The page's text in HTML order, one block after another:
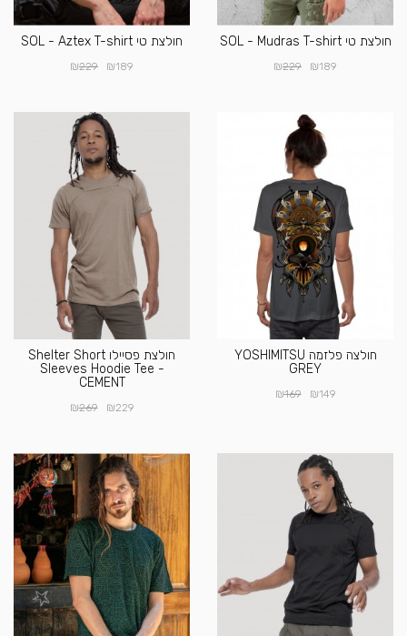
חולצת טי SOL - Mudras T-shirt
₪189
₪229
חולצת טי SOL - Aztex T-shirt
₪189
₪229
חולצה פלזמה YOSHIMITSU
GREY
₪149
₪169
חולצת פסיילו Shelter Short
Sleeves Hoodie Tee -
CEMENT
₪229
₪269